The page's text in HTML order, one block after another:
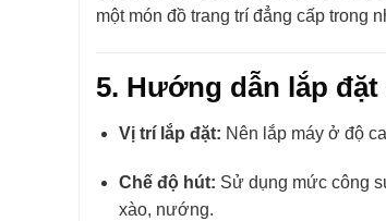
một món đồ trang trí đẳng cấp trong
5. Hướng dẫn lắp
Vị trí lắp đặt: Nên lắp máy ở độ
Chế độ hút: Sử dụng mức công
xào, nướng.